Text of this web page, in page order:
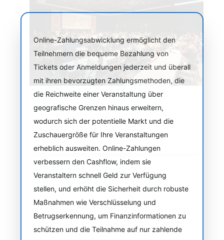
Online-Zahlungsabwicklung ermöglicht den
Teilnehmern die bequeme Bezahlung von
Tickets oder Anmeldungen jederzeit und überall
mit ihren bevorzugten Zahlungsmethoden, die
die Reichweite einer Veranstaltung über
geografische Grenzen hinaus erweitern,
wodurch sich der potentielle Markt und die
Zuschauergröße für Ihre Veranstaltungen
erheblich ausweiten. Online-Zahlungen
verbessern den Cashflow, indem sie
Veranstaltern schnell Geld zur Verfügung
stellen, und erhöht die Sicherheit durch robuste
Maßnahmen wie Verschlüsselung und
Betrugserkennung, um Finanzinformationen zu
schützen und die Teilnahme auf nur zahlende